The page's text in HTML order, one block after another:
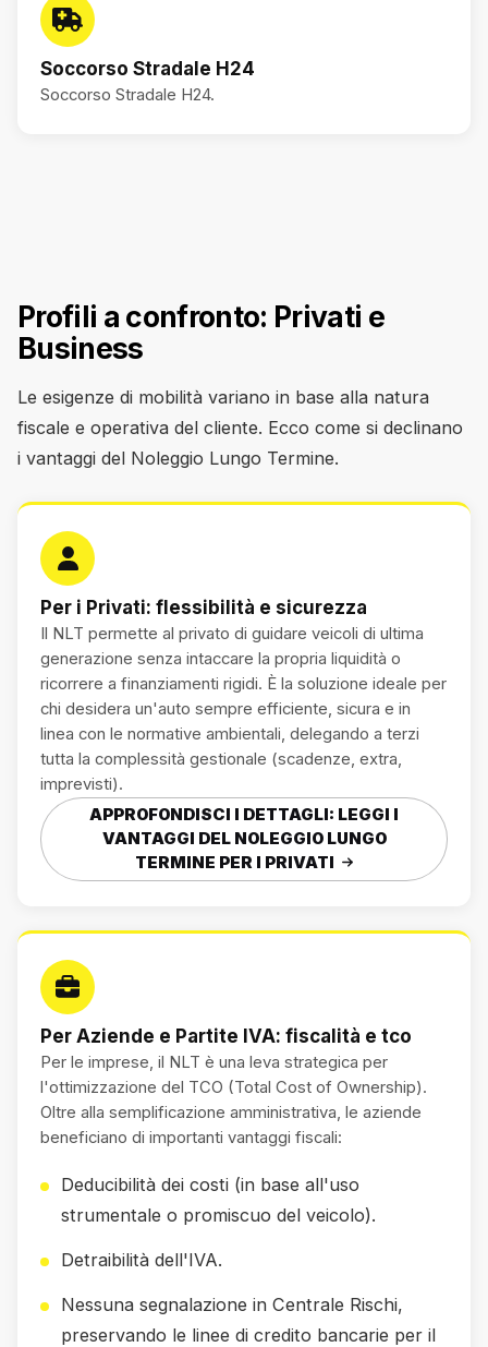
Soccorso Stradale H24
Soccorso Stradale H24.
Profili a confronto: Privati e
Business
Le esigenze di mobilità variano in base alla natura
fiscale e operativa del cliente. Ecco come si declinano
i vantaggi del Noleggio Lungo Termine.
Per i Privati: flessibilità e sicurezza
Il NLT permette al privato di guidare veicoli di ultima
generazione senza intaccare la propria liquidità o
ricorrere a finanziamenti rigidi. È la soluzione ideale per
chi desidera un'auto sempre efficiente, sicura e in
linea con le normative ambientali, delegando a terzi
tutta la complessità gestionale (scadenze, extra,
imprevisti).
APPROFONDISCI I DETTAGLI: LEGGI I
VANTAGGI DEL NOLEGGIO LUNGO
TERMINE PER I PRIVATI
Per Aziende e Partite IVA: fiscalità e tco
Per le imprese, il NLT è una leva strategica per
l'ottimizzazione del TCO (Total Cost of Ownership).
Oltre alla semplificazione amministrativa, le aziende
beneficiano di importanti vantaggi fiscali:
Deducibilità dei costi (in base all'uso
strumentale o promiscuo del veicolo).
Detraibilità dell'IVA.
Nessuna segnalazione in Centrale Rischi,
preservando le linee di credito bancarie per il